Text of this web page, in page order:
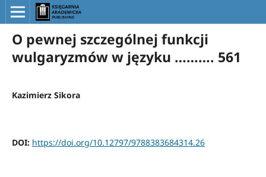
O pewnej szczególnej funkcji
wulgaryzmów w języku ………. 561
Kazimierz Sikora
DOI: https://doi.org/10.12797/9788383684314.26